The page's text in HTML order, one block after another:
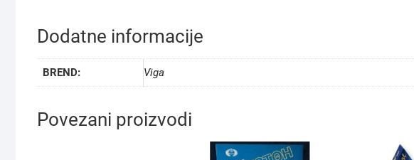
Dodatne informacije
BREND: Viga
Povezani proizvodi